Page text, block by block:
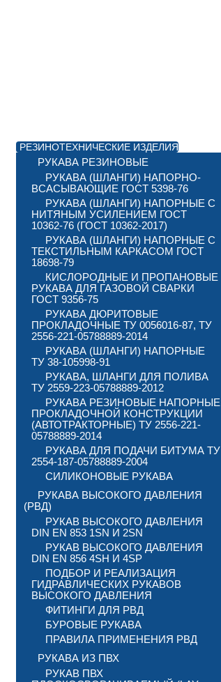
РЕЗИНОТЕХНИЧЕСКИЕ ИЗДЕЛИЯ
РУКАВА РЕЗИНОВЫЕ
РУКАВА (ШЛАНГИ) НАПОРНО-
ВСАСЫВАЮЩИЕ ГОСТ 5398-76
РУКАВА (ШЛАНГИ) НАПОРНЫЕ С
НИТЯНЫМ УСИЛЕНИЕМ ГОСТ
10362-76 (ГОСТ 10362-2017)
РУКАВА (ШЛАНГИ) НАПОРНЫЕ С
ТЕКСТИЛЬНЫМ КАРКАСОМ ГОСТ
18698-79
КИСЛОРОДНЫЕ И ПРОПАНОВЫЕ
РУКАВА ДЛЯ ГАЗОВОЙ СВАРКИ
ГОСТ 9356-75
РУКАВА ДЮРИТОВЫЕ
ПРОКЛАДОЧНЫЕ ТУ 0056016-87, ТУ
2556-221-05788889-2014
РУКАВА (ШЛАНГИ) НАПОРНЫЕ
ТУ 38-105998-91
РУКАВА, ШЛАНГИ ДЛЯ ПОЛИВА
ТУ 2559-223-05788889-2012
РУКАВА РЕЗИНОВЫЕ НАПОРНЫЕ
ПРОКЛАДОЧНОЙ КОНСТРУКЦИИ
(АВТОТРАКТОРНЫЕ) ТУ 2556-221-
05788889-2014
РУКАВА ДЛЯ ПОДАЧИ БИТУМА ТУ
2554-187-05788889-2004
СИЛИКОНОВЫЕ РУКАВА
РУКАВА ВЫСОКОГО ДАВЛЕНИЯ
(РВД)
РУКАВ ВЫСОКОГО ДАВЛЕНИЯ
DIN EN 853 1SN И 2SN
РУКАВ ВЫСОКОГО ДАВЛЕНИЯ
DIN EN 856 4SH И 4SP
ПОДБОР И РЕАЛИЗАЦИЯ
ГИДРАВЛИЧЕСКИХ РУКАВОВ
ВЫСОКОГО ДАВЛЕНИЯ
ФИТИНГИ ДЛЯ РВД
БУРОВЫЕ РУКАВА
ПРАВИЛА ПРИМЕНЕНИЯ РВД
РУКАВА ИЗ ПВХ
РУКАВ ПВХ